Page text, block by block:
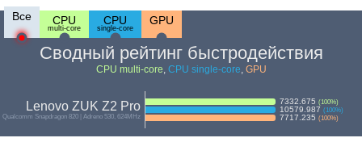
Все CPU
multi-core
CPU
single-core
GPU
Сводный рейтинг быстродействия
CPU multi-core, CPU single-core, GPU
Lenovo ZUK Z2 Pro
Qualcomm Snapdragon 820 | Adreno 530, 624MHz
7332.675 (100%)
10579.987 (100%)
7717.235 (100%)